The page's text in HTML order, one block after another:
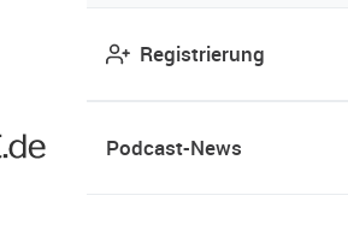
Registrierung
Podcast-News